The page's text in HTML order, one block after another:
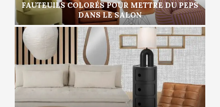
FAUTEUILS COLORÉS POUR METTRE DU PEPS
DANS LE SALON